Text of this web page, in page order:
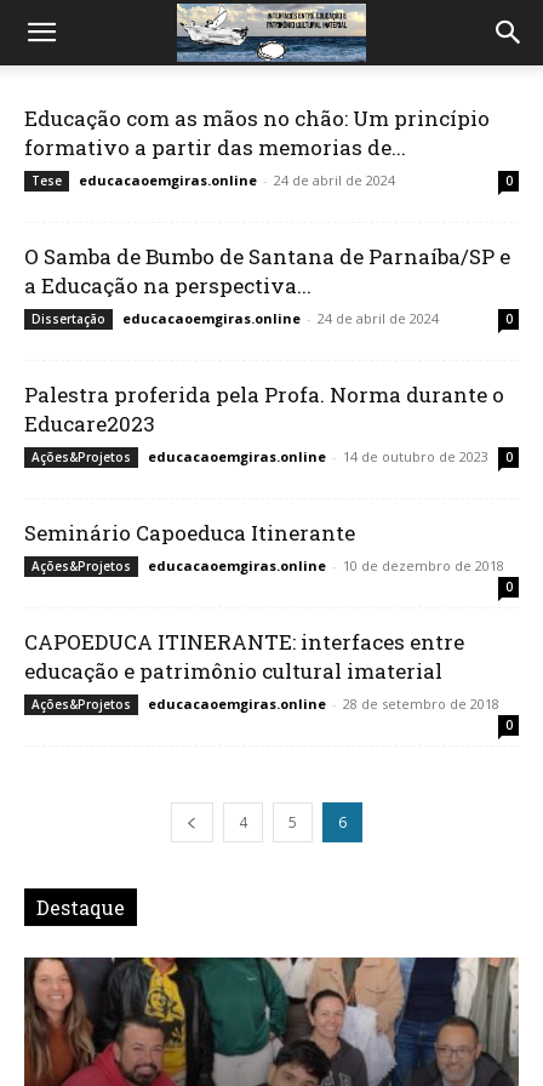
Educação com as mãos no chão: Um princípio
formativo a partir das memorias de...
Tese educacaoemgiras.online - 24 de abril de 2024 0
O Samba de Bumbo de Santana de Parnaíba/SP e
a Educação na perspectiva...
Dissertação educacaoemgiras.online - 24 de abril de 2024 0
Palestra proferida pela Profa. Norma durante o
Educare2023
Ações&Projetos educacaoemgiras.online - 14 de outubro de 2023 0
Seminário Capoeduca Itinerante
Ações&Projetos educacaoemgiras.online - 10 de dezembro de 2018
0
CAPOEDUCA ITINERANTE: interfaces entre
educação e patrimônio cultural imaterial
Ações&Projetos educacaoemgiras.online - 28 de setembro de 2018
0
4 5 6
Destaque